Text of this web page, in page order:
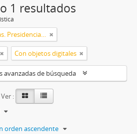
1 resultados
Mesa General de Entradas. Presidencia UNLP
Con objetos digitales
avanzadas de búsqueda
Ver :
orden ascendente